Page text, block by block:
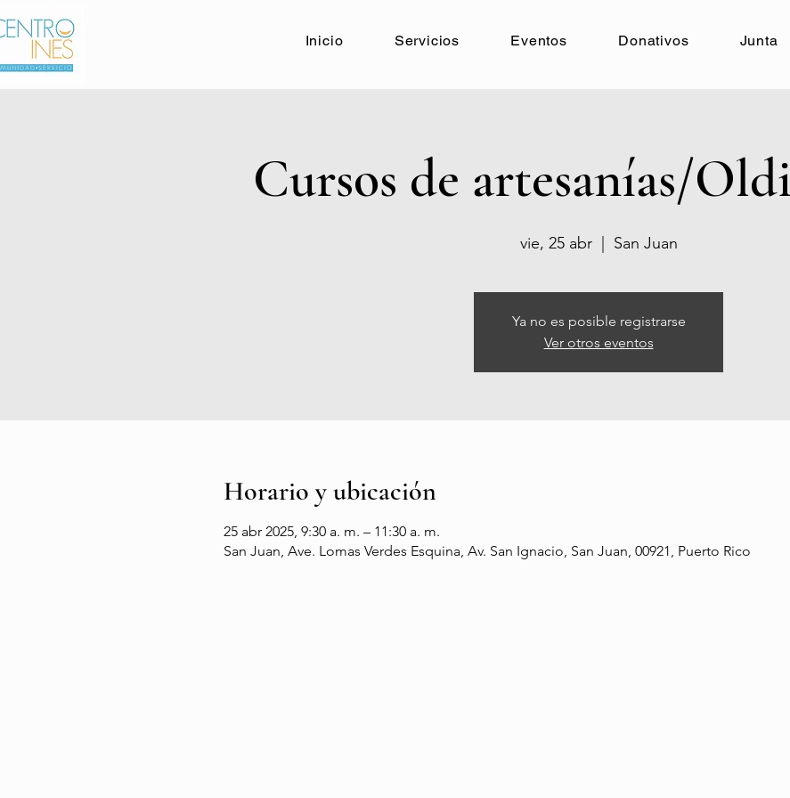
Inicio Servicios Eventos Donativos Junta
Cursos de artesanías/
vie, 25 abr
  |
San Juan
Ya no es posible registrarse
Ver otros eventos
Horario y ubicación
25 abr 2025, 9:30 a. m. – 11:30 a. m.
San Juan, Ave. Lomas Verdes Esquina, Av. San Ignacio, San Juan, 00921, Puerto Rico